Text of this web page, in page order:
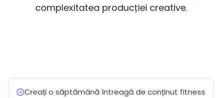
complexitatea producției creative.
Creați o săptămână întreagă de conținut fitness